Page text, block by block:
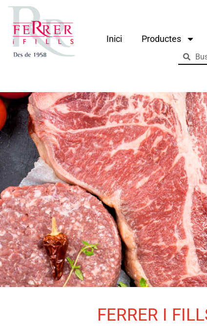
Inici Productes
FERRER I